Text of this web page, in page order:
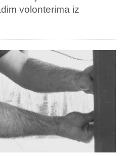
volonterima iz